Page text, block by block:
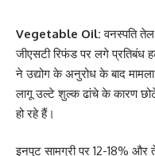
Vegetable Oil:वनस्पति
जीएसटी रिफंड पर लगे प्रतिबंध
ने उद्योग के अनुरोध के बाद
लागू उल्टे शुल्क ढांचे के कारण
हो रहे हैं।
इनपुट सामग्री पर 12-18%